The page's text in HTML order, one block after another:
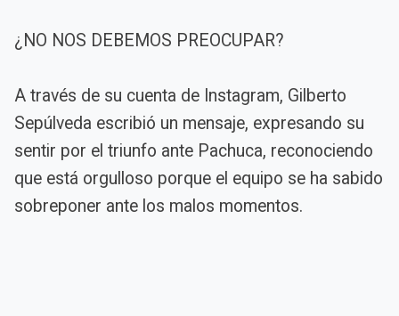
¿NO NOS DEBEMOS PREOCUPAR?
A través de su cuenta de Instagram, Gilberto
Sepúlveda escribió un mensaje, expresando su
sentir por el triunfo ante Pachuca, reconociendo
que está orgulloso porque el equipo se ha sabido
sobreponer ante los malos momentos.